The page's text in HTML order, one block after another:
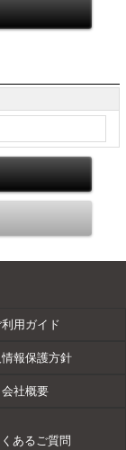
利用ガイド
報保護方針
会社概要
くあるご質問